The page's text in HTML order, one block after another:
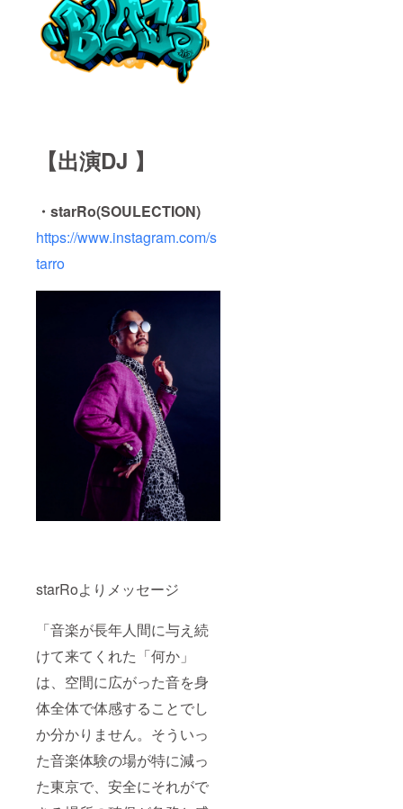
【出演DJ 】
・starRo(SOULECTION)
https://www.instagram.com/s
tarro
starRoよりメッセージ
「音楽が長年人間に与え続
けて来てくれた「何か」
は、空間に広がった音を身
体全体で体感することでし
か分かりません。そういっ
た音楽体験の場が特に減っ
た東京で、安全にそれがで